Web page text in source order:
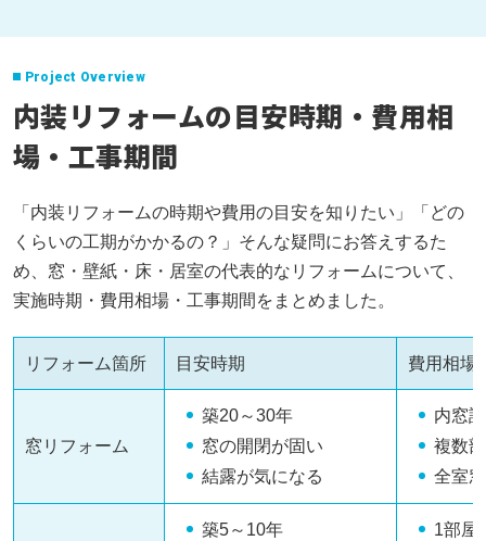
Project Overview
内装リフォームの目安時期・費用相
場・工事期間
「内装リフォームの時期や費用の目安を知りたい」「どの
くらいの工期がかかるの？」そんな疑問にお答えするた
め、窓・壁紙・床・居室の代表的なリフォームについて、
実施時期・費用相場・工事期間をまとめました。
リフォーム箇所 目安時期 費用相場
窓リフォーム
築20～30年
窓の開閉が固い
結露が気になる
内窓
複数
全室
築5～10年
1部屋